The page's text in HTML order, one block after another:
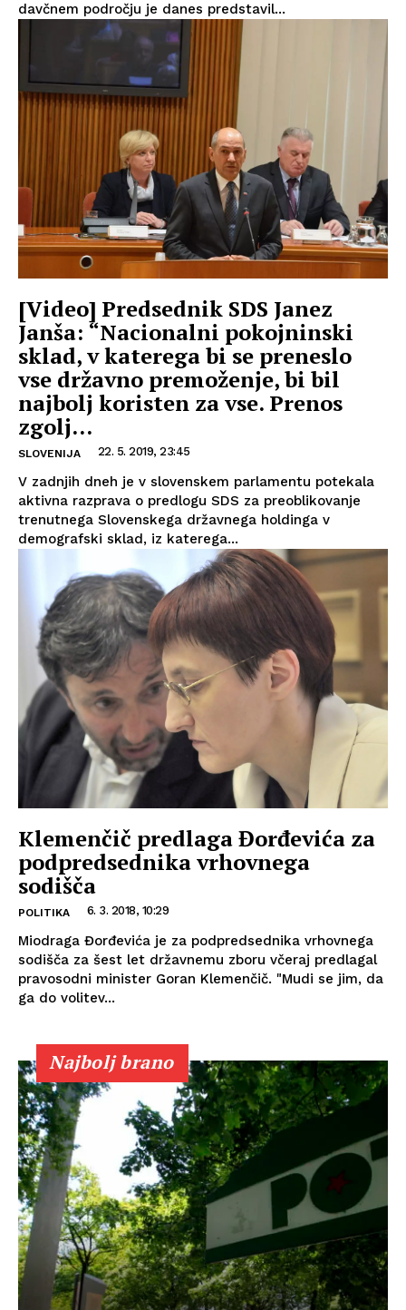
davčnem področju je danes predstavil...
[Video] Predsednik SDS Janez
Janša: “Nacionalni pokojninski
sklad, v katerega bi se preneslo
vse državno premoženje, bi bil
najbolj koristen za vse. Prenos
zgolj...
SLOVENIJA 22. 5. 2019, 23:45
V zadnjih dneh je v slovenskem parlamentu potekala
aktivna razprava o predlogu SDS za preoblikovanje
trenutnega Slovenskega državnega holdinga v
demografski sklad, iz katerega...
Klemenčič predlaga Đorđevića za
podpredsednika vrhovnega
sodišča
POLITIKA 6. 3. 2018, 10:29
Miodraga Đorđevića je za podpredsednika vrhovnega
sodišča za šest let državnemu zboru včeraj predlagal
pravosodni minister Goran Klemenčič. "Mudi se jim, da
ga do volitev...
Najbolj brano